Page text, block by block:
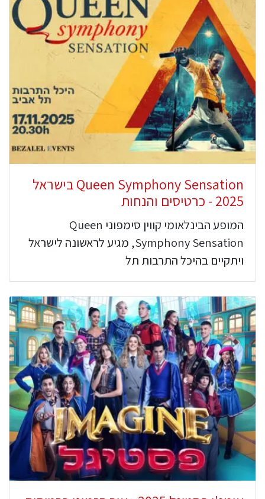
Queen Symphony Sensation בישראל
2025 - כרטיסים והנחות
המופע הבינלאומי קווין סימפוני Queen
Symphony Sensation, מגיע לראשונה לישראל
ויתקיים בהיכל התרבות תל